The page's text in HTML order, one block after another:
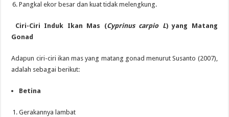
Pangkal ekor besar dan kuat tidak melengkung.
Ciri-Ciri Induk Ikan Mas (Cyprinus carpio L) yang Matang
Gonad
Adapun ciri-ciri ikan mas yang matang gonad menurut Susanto (2007),
adalah sebagai berikut:
Betina
Gerakannya lambat